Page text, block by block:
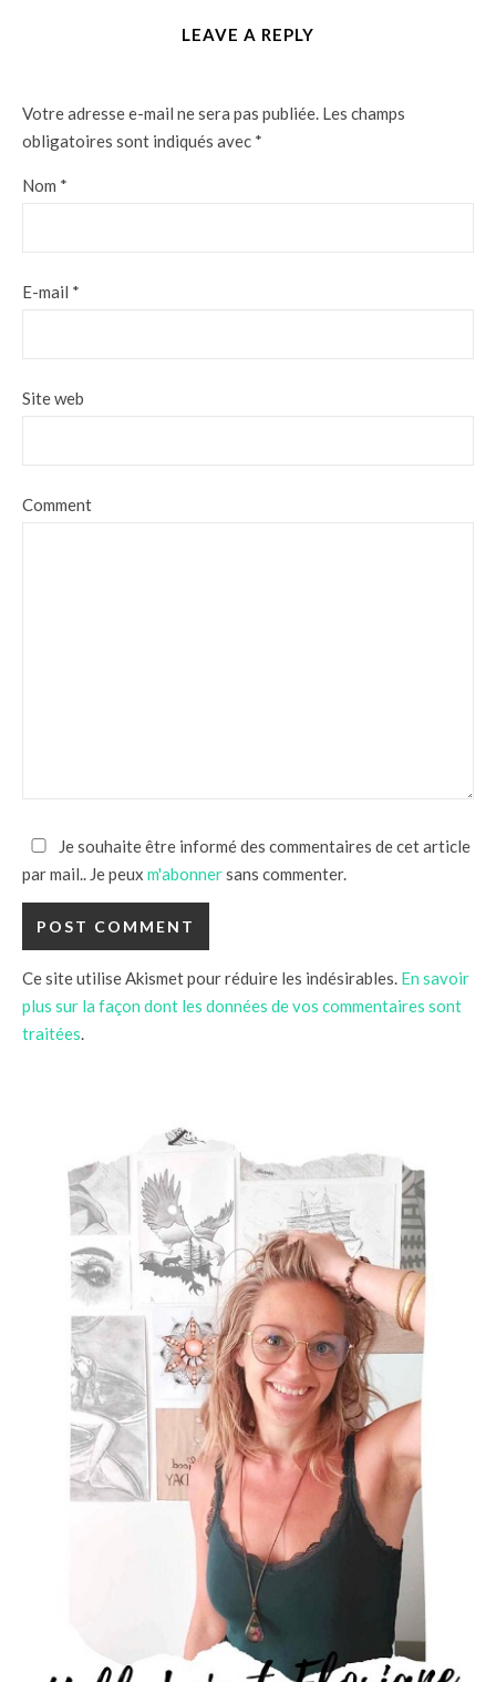
LEAVE A REPLY
Votre adresse e-mail ne sera pas publiée. Les champs
obligatoires sont indiqués avec *
Nom *
E-mail *
Site web
Comment
Je souhaite être informé des commentaires de cet article
par mail.. Je peux m'abonnersans commenter.
Ce site utilise Akismet pour réduire les indésirables. En savoir
plus sur la façon dont les données de vos commentaires sont
traitées.